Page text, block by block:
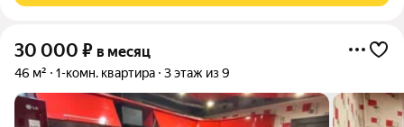
30 000 ₽ в месяц
46 м² 1-комн. квартира 3 этаж из 9